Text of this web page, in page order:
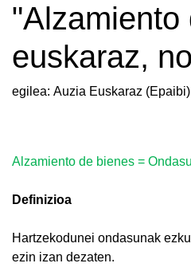
"Alzamiento
euskaraz,
egilea: Auzia Euskaraz
Alzamiento de bienes =
Definizioa
Hartzekodunei ondasunak
ezin izan dezaten.